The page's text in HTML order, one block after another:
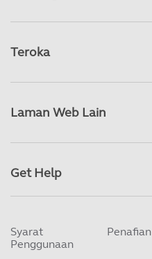
Teroka
Laman Web Lain
Get Help
Syarat
Penggunaan
Penafian